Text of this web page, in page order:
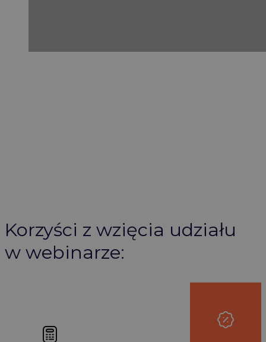
Korzyści z wzięcia udziału
w webinarze: